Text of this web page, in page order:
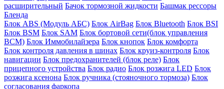
расширительный Бачок тормозной жидкости Башмак рессоры
Бленда
Блок ABS (Модуль АБС) Блок AirBag Блок Bluetooth Блок BSI
Блок BSM Блок SAM Блок бортовой сети(блок управления
BCM) Блок Иммобилайзера Блок кнопок Блок комфорта
Блок контроля давления в шинах Блок круиз-контроля Блок
навигации Блок предохранителей (блок реле) Блок
прицепного устройства Блок радио Блок розжига LED Блок
розжига ксенона Блок ручника (стояночного тормоза) Блок
согласования фаркопа